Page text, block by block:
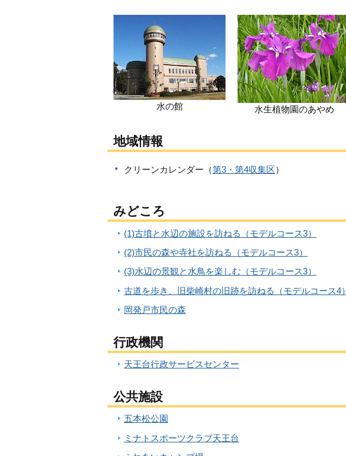
水の館 水生植物園のあやめ
地域情報
クリーンカレンダー（第3・第4収集区）
みどころ
(1)古墳と水辺の施設を訪ねる（モデルコース3）
(2)市民の森や寺社を訪ねる（モデルコース3）
(3)水辺の景観と水鳥を楽しむ（モデルコース3）
古道を歩き、旧柴崎村の旧跡を訪ねる（モデルコース4）
岡発戸市民の森
行政機関
天王台行政サービスセンター
公共施設
五本松公園
ミナトスポーツクラブ天王台